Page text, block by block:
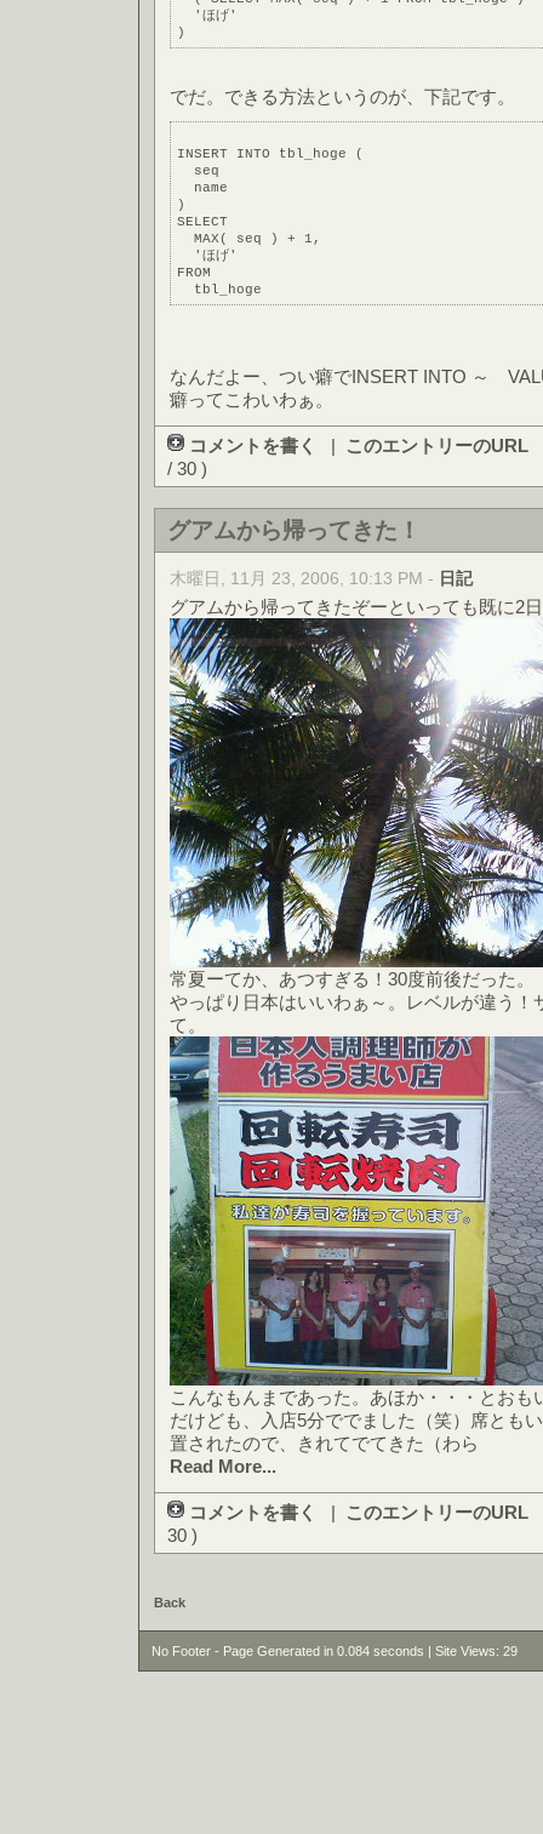
  'ほげ'
)
でだ。できる方法というのが、下記です。
INSERT INTO tbl_hoge (
  seq
  name
)
SELECT
  MAX( seq ) + 1,
  'ほげ'
FROM
  tbl_hoge
なんだよー、つい癖でINSERT INTO ～
癖ってこわいわぁ。
コメントを書く | このエントリーのURL
/ 30 )
グアムから帰ってきた！
木曜日, 11月 23, 2006, 10:13 PM - 日記
グアムから帰ってきたぞーといっても既に2
常夏ーてか、あつすぎる！30度前後だった。
やっぱり日本はいいわぁ～。レベルが違う！
て。
こんなもんまであった。あほか・・・とお
だけども、入店5分ででました（笑）席とも
置されたので、きれてでてきた（わら
Read More...
コメントを書く | このエントリーのURL
30 )
Back
No Footer - Page Generated in 0.084 seconds | Site Views: 29